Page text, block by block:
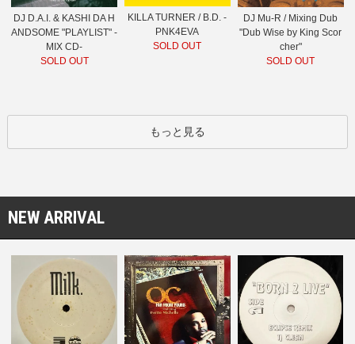
DJ D.A.I. & KASHI DA H
ANDSOME "PLAYLIST" -
MIX CD-
SOLD OUT
KILLA TURNER / B.D. -
PNK4EVA
SOLD OUT
DJ Mu-R / Mixing Dub
"Dub Wise by King Scor
cher"
SOLD OUT
もっと見る
NEW ARRIVAL